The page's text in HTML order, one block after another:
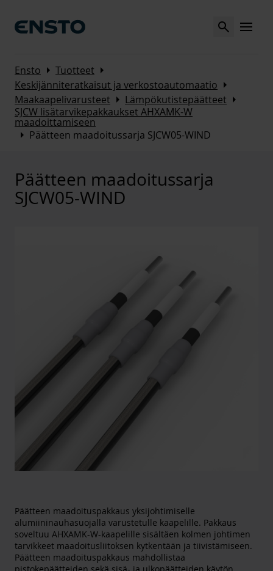
Search MENU
Ensto Arrow_right Tuotteet Arrow_right
Keskijänniteratkaisut ja verkostoautomaatio Arrow_right
Maakaapelivarusteet Arrow_right Lämpökutistepäätteet Arrow_right
SJCW lisätarvikepakkaukset AHXAMK-W
maadoittamiseen
Arrow_right Päätteen maadoitussarja SJCW05-WIND
Päätteen maadoitussarja
SJCW05-WIND
Päätteen maadoituspakkaus yksijohtimiselle
alumiininauhasuojalla varustetulle kaapelille. Pakkaus
soveltuu AHXAMK-W-kaapelille sisältäen kolmen johtimen
tarvikkeet maadoitusliitoksen kytkentään ja tiivistämiseen.
Päätteen maadoituspakkaus mahdollistaa